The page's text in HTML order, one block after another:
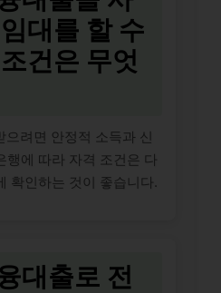
대를 할 수
건은 무엇
려면 안정적 소득과 신
행에 따라 자격 조건은 다
확인하는 것이 좋습니다.
대출로 전